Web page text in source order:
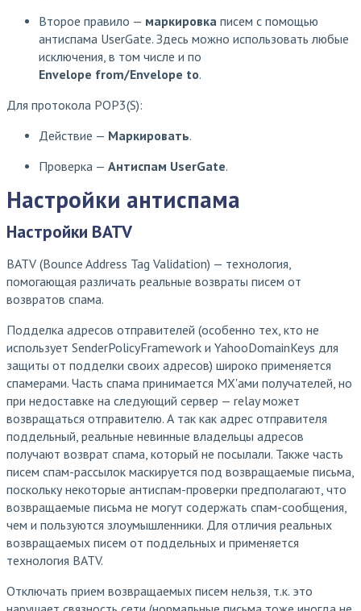
Второе правило — маркировка писем с помощью
антиспама UserGate. Здесь можно использовать любые
исключения, в том числе и по
Envelope from/Envelope to.
Для протокола POP3(S):
Действие — Маркировать.
Проверка — Антиспам UserGate.
Настройки антиспама
Настройки BATV
BATV (Bounce Address Tag Validation) — технология,
помогающая различать реальные возвраты писем от
возвратов спама.
Подделка адресов отправителей (особенно тех, кто не
использует SenderPolicyFramework и YahooDomainKeys для
защиты от подделки своих адресов) широко применяется
спамерами. Часть спама принимается MX'ами получателей, но
при недоставке на следующий сервер — relay может
возвращаться отправителю. А так как адрес отправителя
поддельный, реальные невинные владельцы адресов
получают возврат спама, который не посылали. Также часть
писем спам-рассылок маскируется под возвращаемые письма,
поскольку некоторые антиспам-проверки предполагают, что
возвращаемые письма не могут содержать спам-сообщения,
чем и пользуются злоумышленники. Для отличия реальных
возвращаемых писем от поддельных и применяется
технология BATV.
Отключать прием возвращаемых писем нельзя, т.к. это